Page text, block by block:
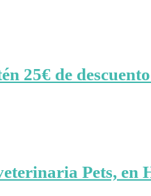
25€ de
Pets, en